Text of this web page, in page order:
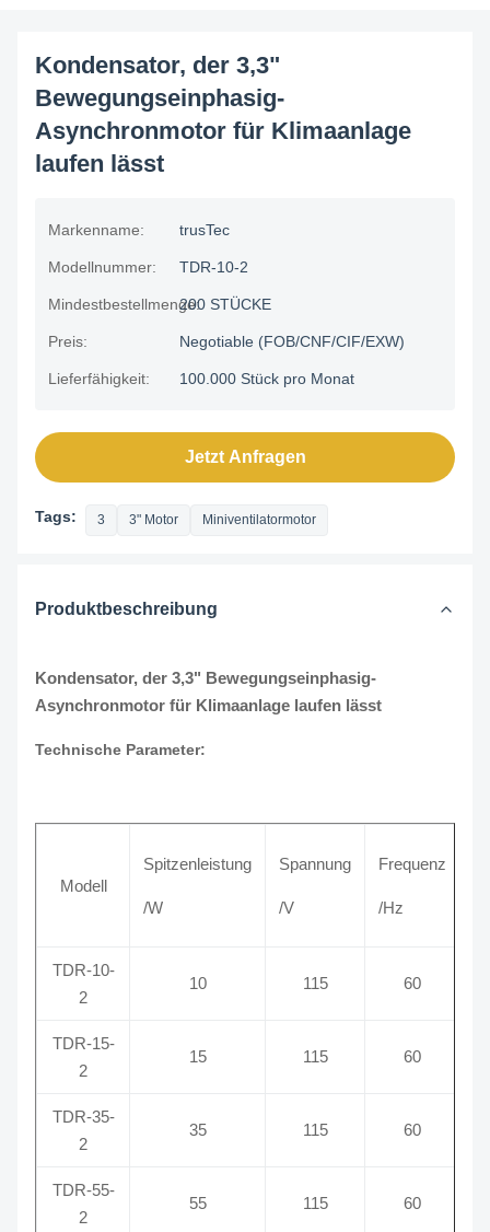
Kondensator, der 3,3"
Bewegungseinphasig-
Asynchronmotor für Klimaanlage
laufen lässt
Markenname: trusTec
Modellnummer: TDR-10-2
Mindestbestellmenge:200 STÜCKE
Preis: Negotiable (FOB/CNF/CIF/EXW)
Lieferfähigkeit: 100.000 Stück pro Monat
Jetzt Anfragen
Tags: 3 3" Motor Miniventilatormotor
Produktbeschreibung
Kondensator, der 3,3" Bewegungseinphasig-
Asynchronmotor für Klimaanlage laufen lässt
Technische Parameter:
Modell
Spitzenleistung
/W
Spannung
/V
Frequenz
/Hz
TDR-10-
2
10 115 60
TDR-15-
2
15 115 60
TDR-35-
2
35 115 60
TDR-55-
2
55 115 60